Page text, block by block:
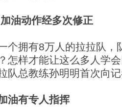
油动作经多次修正
拥有8万人的拉拉队，
怎样才能让这么多人学
队总教练孙明明首次向
油有专人指挥